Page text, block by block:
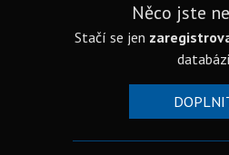
Něco jste
Stačí se jen
databázi